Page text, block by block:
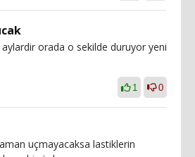
orada o sekilde duruyor yeni
1 0
uçmayacaksa lastiklerin